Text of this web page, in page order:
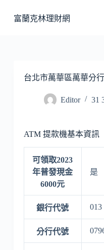
至
富蘭克林理財網
台北市萬華區萬華分
Editor 31
ATM 提款機基本資訊
可領取2023
年普發現金
6000元
是
銀行代號 013
分行代號